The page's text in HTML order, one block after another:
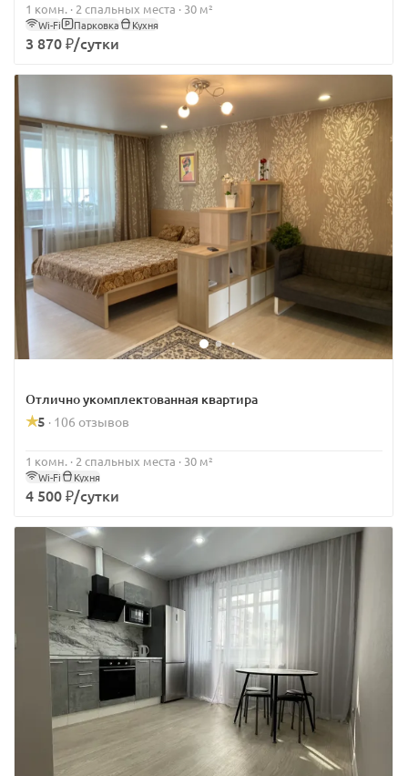
1 комн. · 2 спальных места · 30 м²
Wi-Fi Парковка Кухня
3 870 ₽/сутки
Отлично укомплектованная квартира
5 · 106 отзывов
1 комн. · 2 спальных места · 30 м²
Wi-Fi Кухня
4 500 ₽/сутки